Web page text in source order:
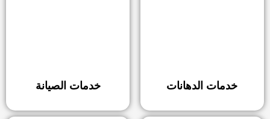
خدمات الدهانات خدمات الصيانة